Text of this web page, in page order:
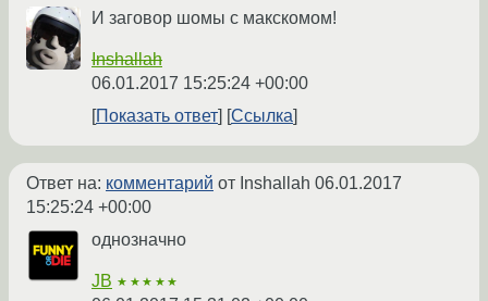
И заговор шомы с макскомом!
Inshallah
06.01.2017 15:25:24 +00:00
Показать ответ
Ссылка
Ответ на: комментарий от Inshallah 06.01.2017
15:25:24 +00:00
однозначно
JB ★★★★★